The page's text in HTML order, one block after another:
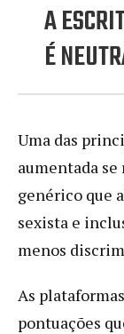
A
É
Uma das
aumentada
genérico que
sexista e
menos
As
pontuações